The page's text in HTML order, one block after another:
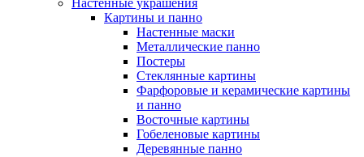
Настенные украшения
Картины и панно
Настенные маски
Металлические панно
Постеры
Стеклянные картины
Фарфоровые и керамические картины
и панно
Восточные картины
Гобеленовые картины
Деревянные панно